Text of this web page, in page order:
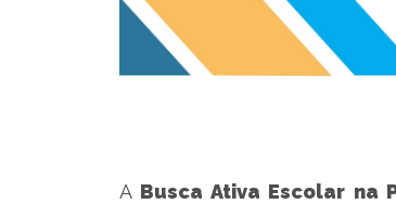
A Busca Ativa Escolar na